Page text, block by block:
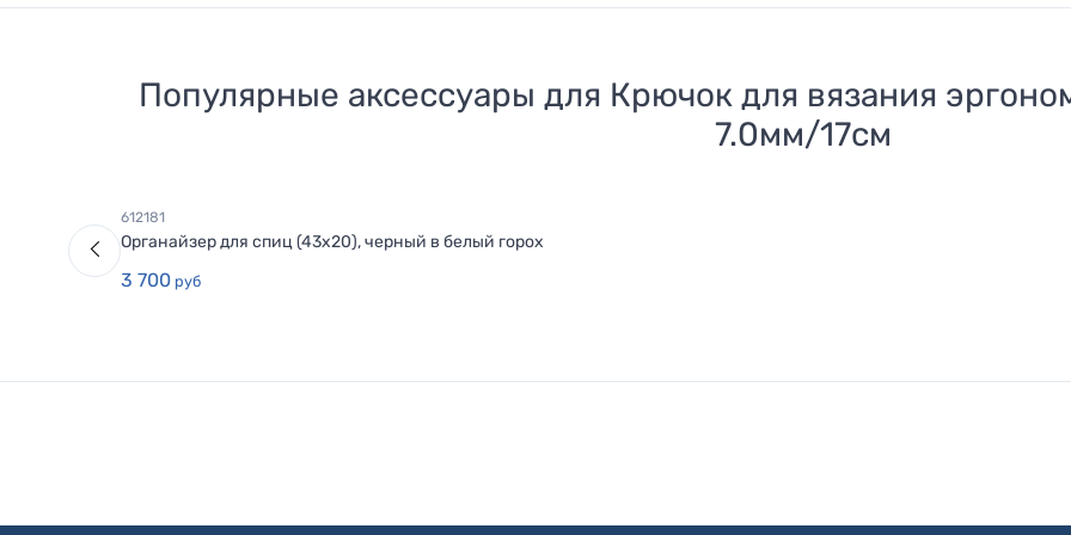
Популярные аксессуары для Крючок для вязания
7.0мм/17см
612181
Органайзер для спиц (43х20), черный в белый горох
3 700 руб